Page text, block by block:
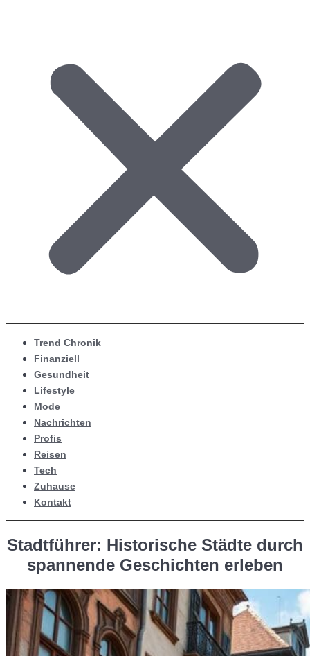
Trend Chronik
Finanziell
Gesundheit
Lifestyle
Mode
Nachrichten
Profis
Reisen
Tech
Zuhause
Kontakt
Stadtführer: Historische Städte durch
spannende Geschichten erleben